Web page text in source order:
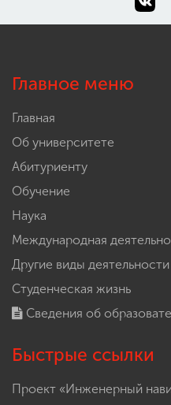
Главное меню
Главная
Об университете
Абитуриенту
Обучение
Наука
Международная
Другие виды деятельности
Студенческая жизнь
Сведения об
Быстрые ссылки
Проект «Инженерный